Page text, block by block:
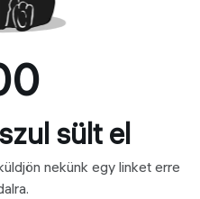
sült el
nekünk egy linket erre